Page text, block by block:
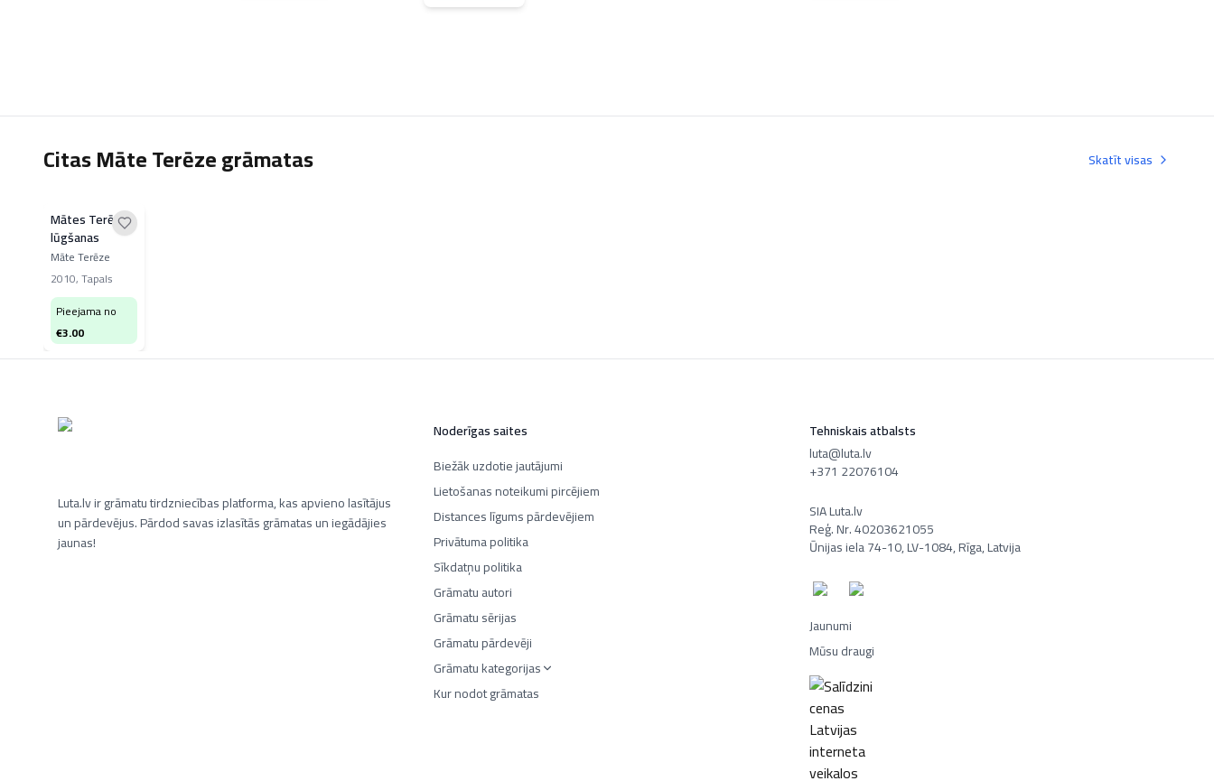
Citas Māte Terēze grāmatas Skatīt visas
Mātes Terēzes
lūgšanas
Māte Terēze
2010,Tapals
Pieejama no
€3.00
Luta.lv ir grāmatu tirdzniecības platforma, kas apvieno lasītājus
un pārdevējus. Pārdod savas izlasītās grāmatas un iegādājies
jaunas!
Noderīgas saites
Biežāk uzdotie jautājumi
Lietošanas noteikumi pircējiem
Distances līgums pārdevējiem
Privātuma politika
Sīkdatņu politika
Grāmatu autori
Grāmatu sērijas
Grāmatu pārdevēji
Grāmatu kategorijas
Kur nodot grāmatas
Tehniskais atbalsts
luta@luta.lv
+371 22076104
SIA Luta.lv
Reģ. Nr. 40203621055
Ūnijas iela 74-10, LV-1084, Rīga, Latvija
Jaunumi
Mūsu draugi